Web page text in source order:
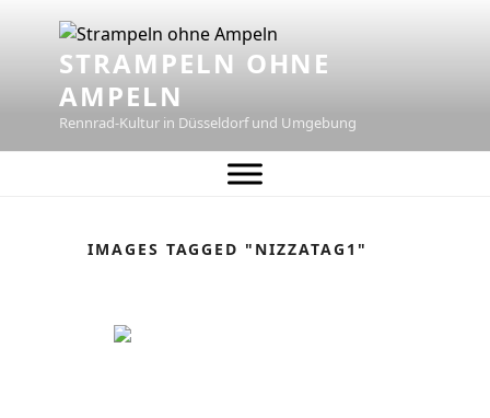
springenSTRAMPELN OHNE
AMPELN
Rennrad-Kultur in Düsseldorf und Umgebung
IMAGES TAGGED "NIZZATAG1"